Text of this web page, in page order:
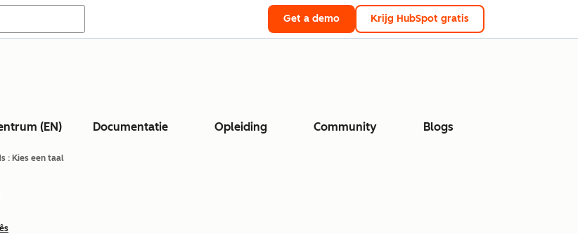
Get a demo Krijg HubSpot gratis
(EN) Documentatie Opleiding Community Blogs
: Kies een taal